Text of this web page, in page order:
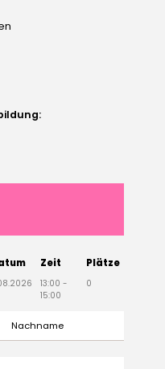
Zeit
Plätze
13:00 -
15:00
0